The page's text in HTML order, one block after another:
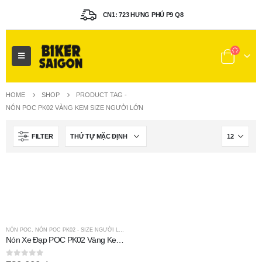
CN1: 723 HƯNG PHÚ P9 Q8
HOME SHOP
PRODUCT TAG -
NÓN POC PK02 VÀNG KEM SIZE NGƯỜI LỚN
FILTER
NÓN POC NÓN POC PK02 - SIZE NGƯỜI LỚN
Nón Xe Đạp POC PK02 Vàng Kem Size Người Lớn